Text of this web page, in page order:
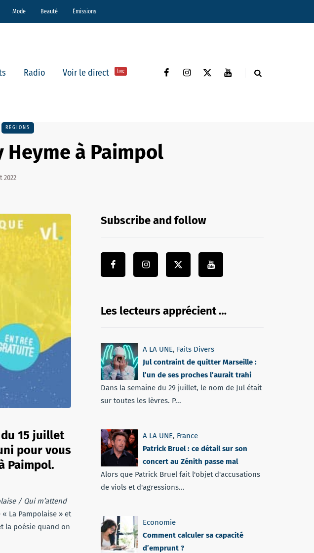
Mode Beauté Émissions
Radio Voir le direct live
RÉGIONS
Heyme à Paimpol
2022
du 15 juillet
pour vous
Paimpol.
/ Qui m’attend
La Pampolaise » et
la poésie quand on
Subscribe and follow
Les lecteurs apprécient …
A LA UNE, Faits Divers
Jul contraint de quitter Marseille :
l’un de ses proches l’aurait trahi
Dans la semaine du 29 juillet, le nom de Jul était
sur toutes les lèvres. P...
A LA UNE, France
Patrick Bruel : ce détail sur son
concert au Zénith passe mal
Alors que Patrick Bruel fait l'objet d'accusations
de viols et d'agressions...
Economie
Comment calculer sa capacité
d’emprunt ?